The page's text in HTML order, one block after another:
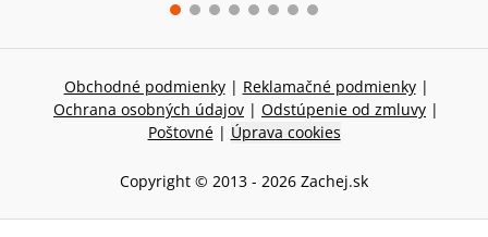
Obchodné podmienky | Reklamačné podmienky |
Ochrana osobných údajov | Odstúpenie od zmluvy |
Poštovné | Úprava cookies
Copyright © 2013 - 2026 Zachej.sk